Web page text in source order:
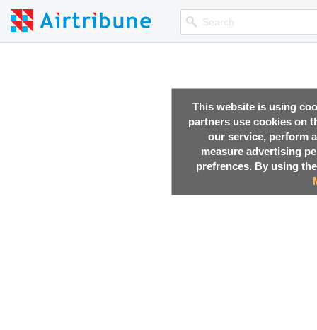
This website is using
partners use cookies on
our service, perform
measure advertising
prefrences. By using